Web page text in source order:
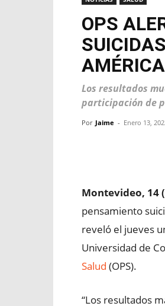
OPS
Los resultados
participación de
Por Jaime - Enero 13,
Montevideo, 14
pensamiento
reveló el jueves
Universidad de
Salud (OPS).
“Los resultados